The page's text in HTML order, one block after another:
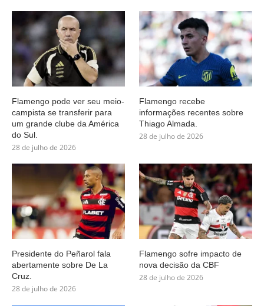
Flamengo pode ver seu meio-
campista se transferir para
um grande clube da América
do Sul.
28 de julho de 2026
Flamengo recebe
informações recentes sobre
Thiago Almada.
28 de julho de 2026
Presidente do Peñarol fala
abertamente sobre De La
Cruz.
28 de julho de 2026
Flamengo sofre impacto de
nova decisão da CBF
28 de julho de 2026